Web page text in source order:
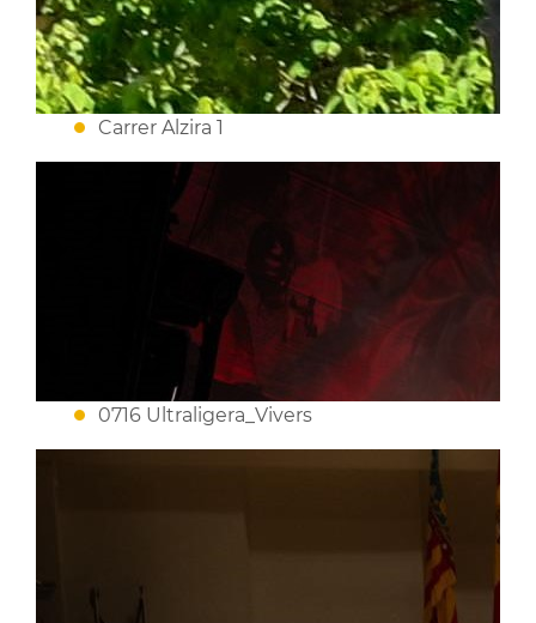
Carrer Alzira 1
0716 Ultraligera_Vivers